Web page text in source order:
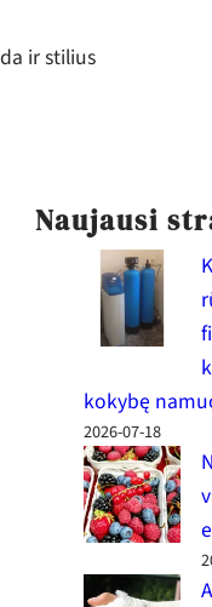
ir stilius
Naujausi
kokybę
2026-07-18